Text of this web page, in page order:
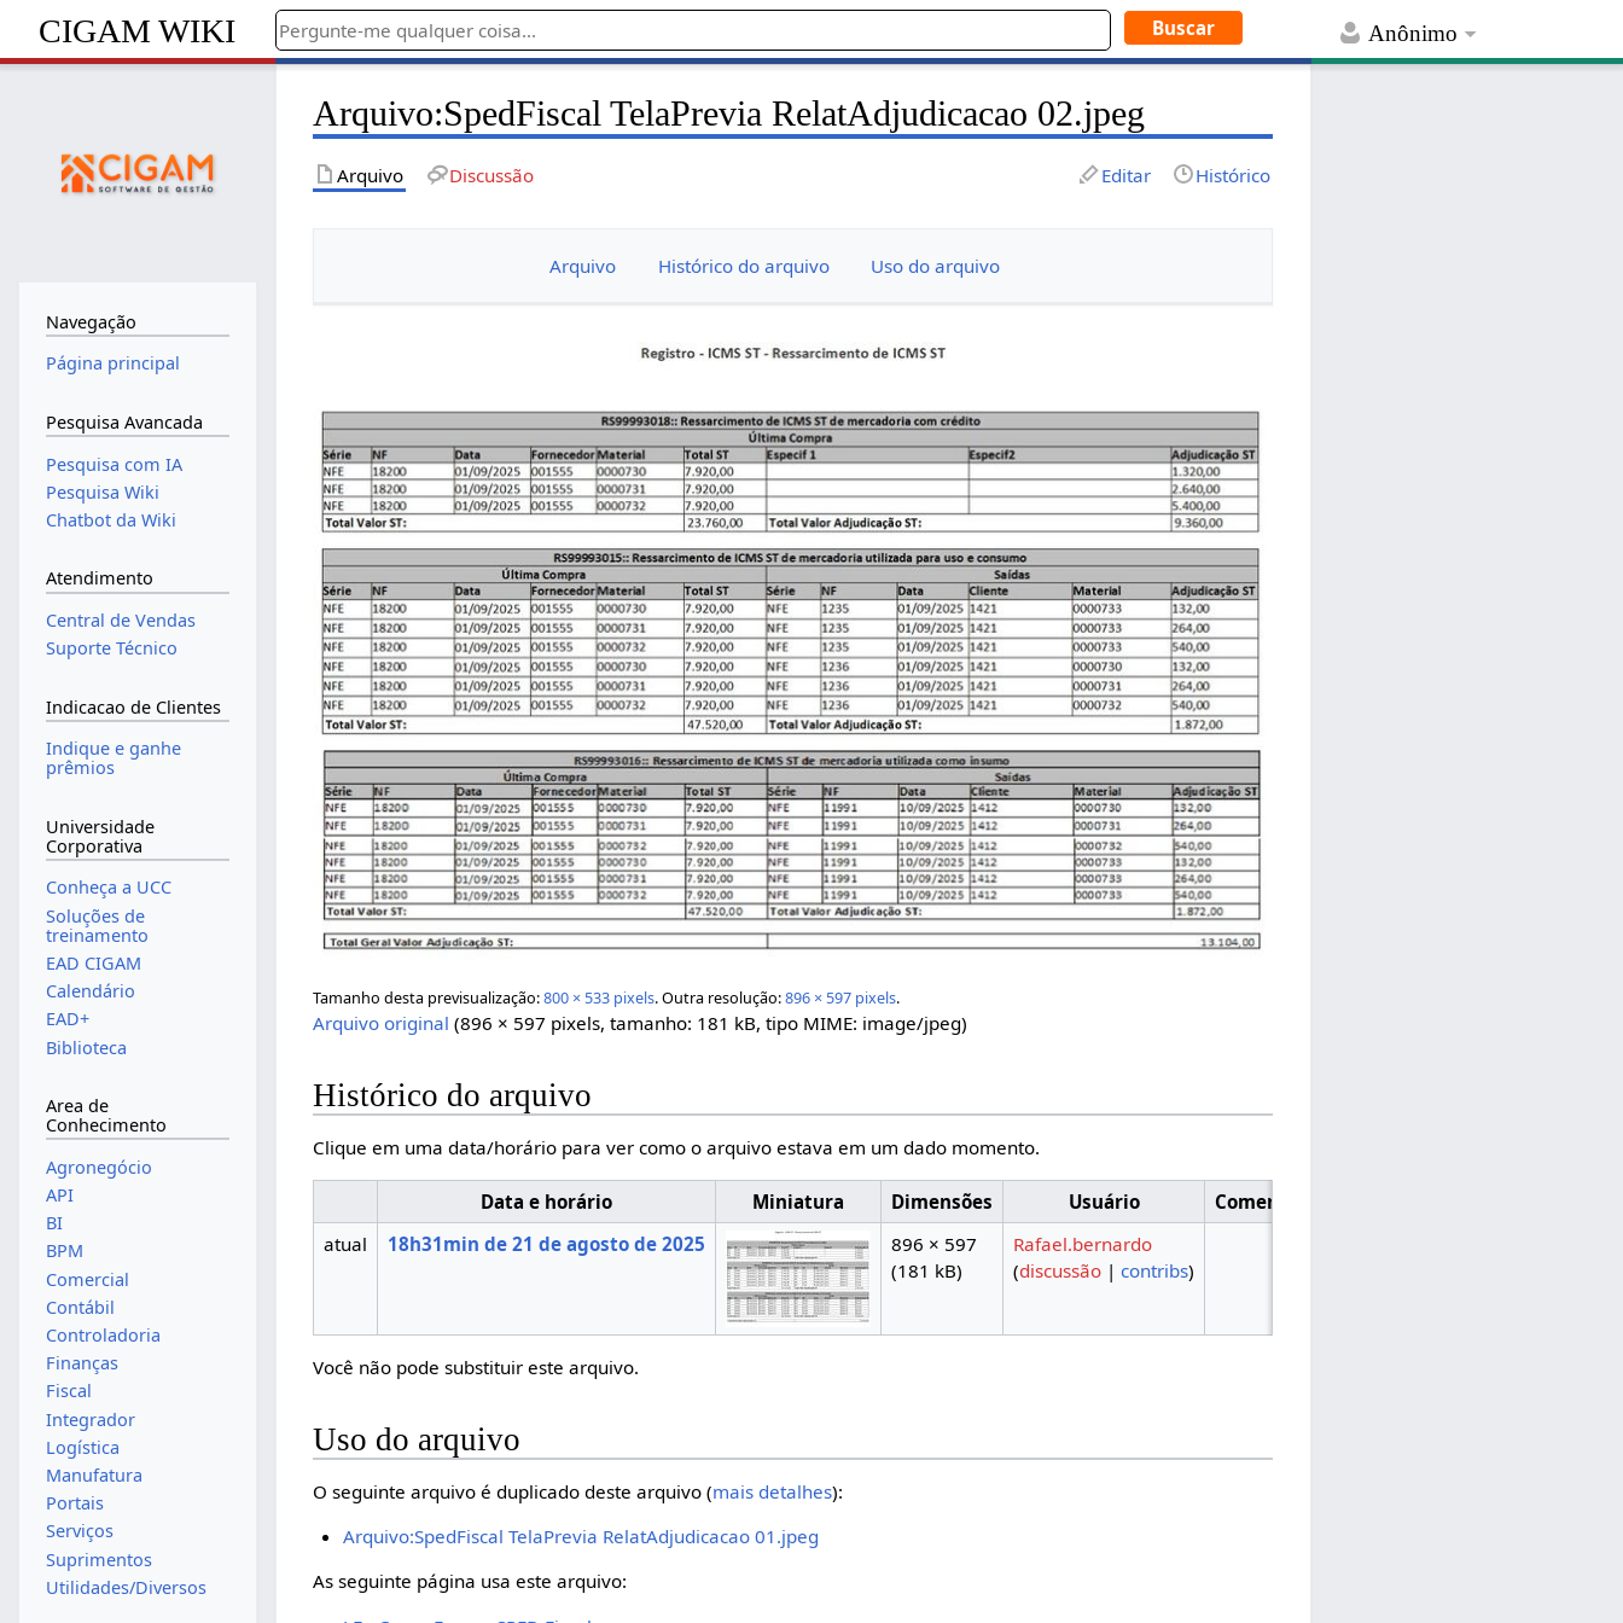
Anônimo
CIGAM WIKI
Arquivo:SpedFiscal TelaPrevia RelatAdjudicacao 02.jpeg
Arquivo Discussão Editar Histórico
Arquivo Histórico do arquivo Uso do arquivo
Tamanho desta previsualização:800 × 533 pixels.Outra resolução:896 × 597 pixels.
Arquivo original (896 × 597 pixels, tamanho: 181 kB, tipo MIME: image/jpeg)
Histórico do arquivo
Clique em uma data/horário para ver como o arquivo estava em um dado momento.
Data e horário Miniatura Dimensões Usuário
Comentário
atual
18h31min de 21 de agosto de 2025
896 × 597
(181 kB)
Rafael.bernardo
(discussão| contribs)
Você não pode substituir este arquivo.
Uso do arquivo
O seguinte arquivo é duplicado deste arquivo (mais detalhes):
Arquivo:SpedFiscal TelaPrevia RelatAdjudicacao 01.jpeg
As seguinte página usa este arquivo:
Navegação
Página principal
Pesquisa Avancada
Pesquisa com IA
Pesquisa Wiki
Chatbot da Wiki
Atendimento
Central de Vendas
Suporte Técnico
Indicacao de Clientes
Indique e ganhe
prêmios
Universidade
Corporativa
Conheça a UCC
Soluções de
treinamento
EAD CIGAM
Calendário
EAD+
Biblioteca
Area de
Conhecimento
Agronegócio
API
BI
BPM
Comercial
Contábil
Controladoria
Finanças
Fiscal
Integrador
Logística
Manufatura
Portais
Serviços
Suprimentos
Utilidades/Diversos